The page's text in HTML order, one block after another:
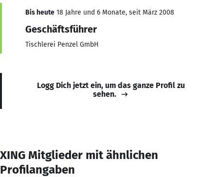
Bis heute 18 Jahre und 6 Monate, seit März 2008
Geschäftsführer
Tischlerei Penzel GmbH
Logg Dich jetzt ein, um das ganze Profil zu
sehen.
XING Mitglieder mit ähnlichen
Profilangaben